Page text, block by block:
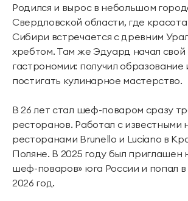
Родился и вырос в небольшом
Свердловской области, где
Сибири встречается с древним
хребтом. Там же Эдуард начал свой
гастрономии: получил образование
постигать кулинарное мастерство.
В 26 лет стал шеф-поваром сразу
ресторанов. Работал с известными
ресторанами Brunello и Luciano в
Поляне. В 2025 году был приглашен
шеф-поваров» юга России и попал
2026 год.